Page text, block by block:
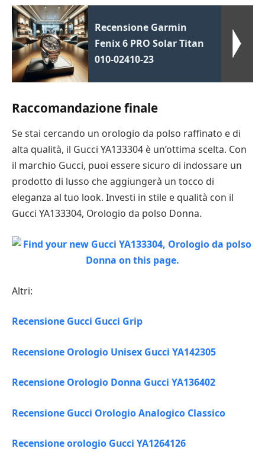
Recensione Garmin
Fenix 6 PRO Solar Titan
010-02410-23
Raccomandazione finale
Se stai cercando un orologio da polso raffinato e di
alta qualità, il Gucci YA133304 è un’ottima scelta. Con
il marchio Gucci, puoi essere sicuro di indossare un
prodotto di lusso che aggiungerà un tocco di
eleganza al tuo look. Investi in stile e qualità con il
Gucci YA133304, Orologio da polso Donna.
Altri:
Recensione Gucci Gucci Grip
Recensione Orologio Unisex Gucci YA142305
Recensione Orologio Donna Gucci YA136402
Recensione Gucci Orologio Analogico Classico
Recensione orologio Gucci YA1264126